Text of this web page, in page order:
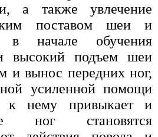
а также увлечение
поставом шеи и
в начале обучения
высокий подъем шеи
и вынос передних ног,
усиленной помощи
к нему привыкает и
ног становятся